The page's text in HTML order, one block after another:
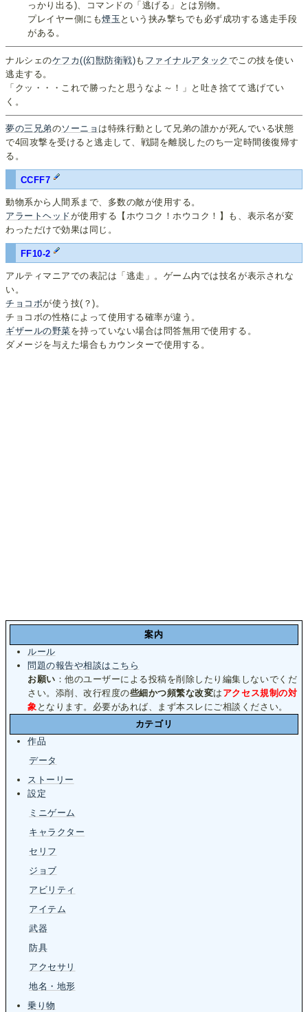
っかり出る)、コマンドの「逃げる」とは別物。
プレイヤー側にも煙玉 という挟み撃ちでも必ず成功する逃走手段
がある。
ナルシェのケフカ((幻獣防衛戦)も ファイナルアタック でこの技を使い
逃走する。
「クッ・・・これで勝ったと思うなよ～！」と吐き捨てて逃げてい
く。
夢の三兄弟のソーニョ は特殊行動として兄弟の誰かが死んでいる状態
で4回攻撃を受けると逃走して、戦闘を離脱したのち一定時間後復帰す
る。
CCFF7
動物系から人間系まで、多数の敵が使用する。
アラートヘッドが使用する【ホウコク！ホウコク！】も、表示名が変
わっただけで効果は同じ。
FF10-2
アルティマニアでの表記は「逃走」。ゲーム内では技名が表示されな
い。
チョコボが使う技(？)。
チョコボの性格によって使用する確率が違う。
ギザールの野菜を持っていない場合は問答無用で使用する。
ダメージを与えた場合もカウンターで使用する。
案内
ルール
問題の報告や相談はこちら
お願い ：他のユーザーによる投稿を削除したり編集しないでくだ
さい。添削、改行程度の些細かつ頻繁な改変は アクセス規制の対
象 となります。必要があれば、まず本スレにご相談ください。
カテゴリ
作品
データ
ストーリー
設定
ミニゲーム
キャラクター
セリフ
ジョブ
アビリティ
アイテム
武器
防具
アクセサリ
地名・地形
乗り物